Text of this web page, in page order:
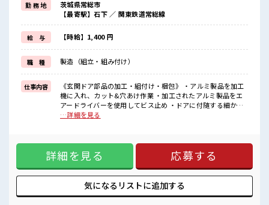
《住宅パーツの組立・部品付け・梱包のオシゴト》
あなたのライフスタイルに合わせて勤務時間が選べます♪
明るすぎたり奇抜すぎはNGですが基本的に髪型自由でOK(詳しくは
担当へ)☆
制服アリなのでナニ着ていこうか朝の悩みが解消♪
制服通勤OK！
最初は誰でも未経験スタート！
イチからスキルUP・ステップUPしていきましょう♪
一息つける休憩スペースもあります！
■職場の雰囲気
休憩室完備！
ロッカー完備！
食堂完備(1食約350円ほど)！
いたるところに自販機あり！
キレイに整備された働きやすい職場です！
勤 務 地
茨城県常総市
【最寄駅】石下 ／ 関東鉄道常総線
給 与 【時給】1,400 円
職 種 製造（組立・組み付け）
仕事内容
《玄関ドア部品の加工・組付け・梱包》 ・アルミ製品を加工
機に入れ、カット&穴あけ作業 ・加工されたアルミ製品をエ
アードライバーを使用してビス止め ・ドアに付随する細かい
備品の組付け ・完成品の梱包 ※寮アリのお仕事！一人暮らし
つけ！ 寮費は「無料」です！ 現地までの赴任交通費規定支
給！ 寮には駐車場があるのでマイカーの持ち込みOK！ 《住
宅パーツの組立・部品付け・梱包のオシゴト》 あなたのライ
フスタイルに合わせて勤務時間が選べます♪ 明るすぎたり奇
抜すぎはNGですが基本的に髪型自由でOK(詳しくは担当へ)☆
制服アリなのでナニ着ていこうか朝の悩みが解消♪ 制服通勤
…詳細を見る
詳細を見る 応募する
気になるリストに追加する